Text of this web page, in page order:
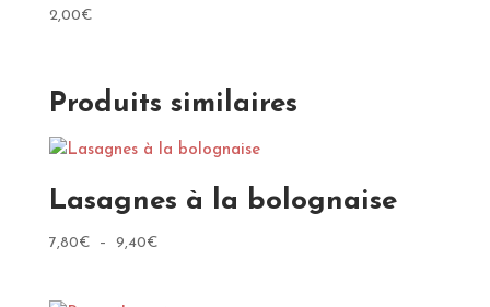
2,00€
Produits similaires
Lasagnes à la bolognaise
7,80€ – 9,40€Plage